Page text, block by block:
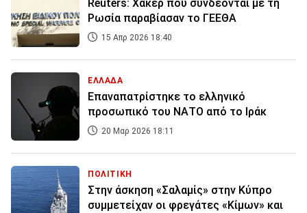
Reuters: Χάκερ που συνδέονται με τη
Ρωσία παραβίασαν το ΓΕΕΘΑ
15 Απρ 2026 18:40
ΕΛΛΑΔΑ
Επαναπατρίστηκε το ελληνικό
προσωπικό του ΝΑΤΟ από το Ιράκ
20 Μαρ 2026 18:11
ΠΟΛΙΤΙΚΗ
Στην άσκηση «Σαλαμίς» στην Κύπρο
συμμετείχαν οι φρεγάτες «Κίμων» και